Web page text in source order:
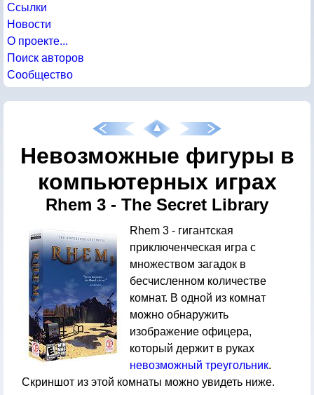
Ссылки
Новости
О проекте...
Поиск авторов
Сообщество
Невозможные фигуры в
компьютерных играх
Rhem 3 - The Secret Library
Rhem 3 - гигантская
приключенческая игра с
множеством загадок в
бесчисленном количестве
комнат. В одной из комнат
можно обнаружить
изображение офицера,
который держит в руках
невозможный треугольник.
Скриншот из этой комнаты можно увидеть ниже.